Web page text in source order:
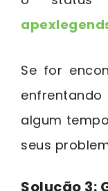
Se for
algum
seus
Solução 3: